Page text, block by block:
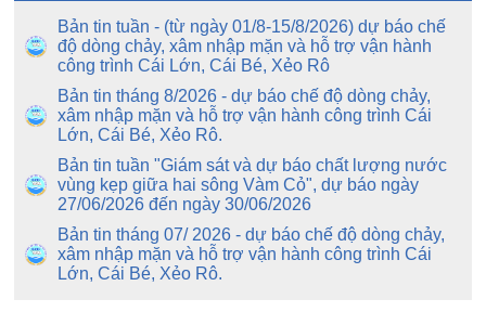
Bản tin tuần - (từ ngày 01/8-15/8/2026) dự báo chế
độ dòng chảy, xâm nhập mặn và hỗ trợ vận hành
công trình Cái Lớn, Cái Bé, Xẻo Rô
Bản tin tháng 8/2026 - dự báo chế độ dòng chảy,
xâm nhập mặn và hỗ trợ vận hành công trình Cái
Lớn, Cái Bé, Xẻo Rô.
Bản tin tuần "Giám sát và dự báo chất lượng nước
vùng kẹp giữa hai sông Vàm Cỏ", dự báo ngày
27/06/2026 đến ngày 30/06/2026
Bản tin tháng 07/ 2026 - dự báo chế độ dòng chảy,
xâm nhập mặn và hỗ trợ vận hành công trình Cái
Lớn, Cái Bé, Xẻo Rô.